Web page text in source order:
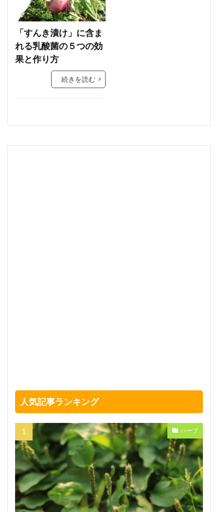
「すんき漬け」に含ま
れる乳酸菌の５つの効
果と作り方
続きを読む
人気記事ランキング
ハーブ